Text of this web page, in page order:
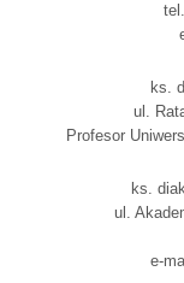
ks.
ul.
Profesor
ks.
ul.
e-